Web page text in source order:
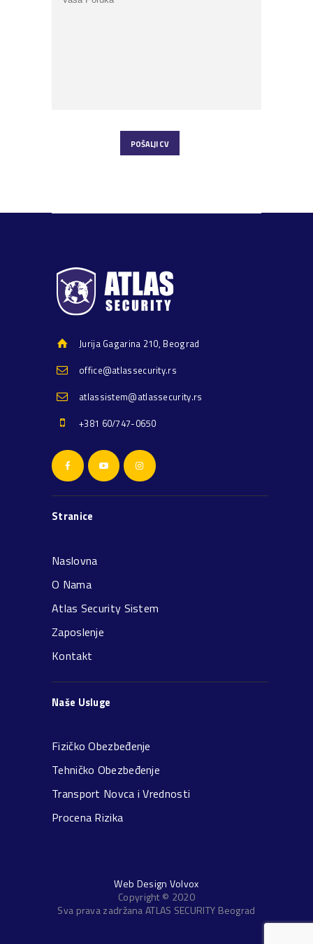
Jurija Gagarina 210, Beograd
office@atlassecurity.rs
atlassistem@atlassecurity.rs
+381 60/747-0650
Stranice
Naslovna
O Nama
Atlas Security Sistem
Zaposlenje
Kontakt
Naše Usluge
Fizičko Obezbeđenje
Tehničko Obezbeđenje
Transport Novca i Vrednosti
Procena Rizika
Web Design Volvox
Copyright © 2020
Sva prava zadržana ATLAS SECURITY Beograd